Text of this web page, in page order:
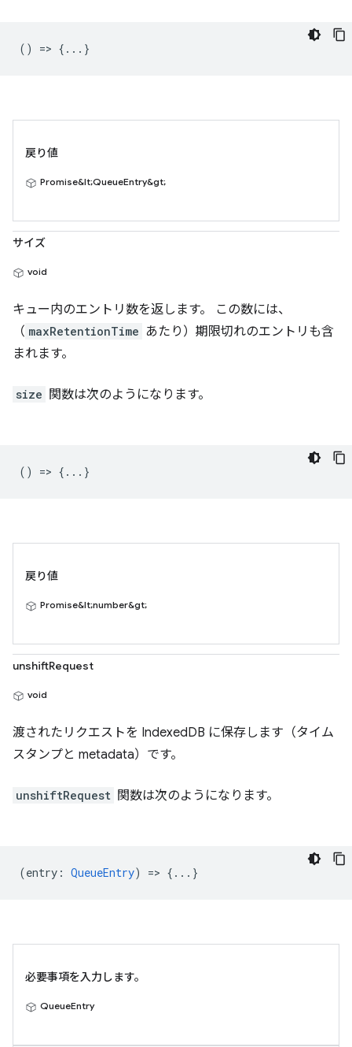
() => {...}
戻り値
Promise&lt;QueueEntry&gt;
サイズ
void
キュー内のエントリ数を返します。 この数には、
（ maxRetentionTime あたり）期限切れのエントリも含
まれます。
size 関数は次のようになります。
() => {...}
戻り値
Promise&lt;number&gt;
unshiftRequest
void
渡されたリクエストを IndexedDB に保存します（タイム
スタンプと metadata）です。
unshiftRequest 関数は次のようになります。
(entry : QueueEntry) => {...}
必要事項を入力します。
QueueEntry